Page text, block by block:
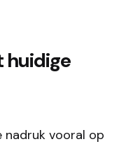
huidige
nadruk vooral op